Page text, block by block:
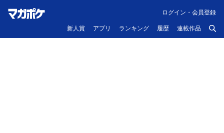
新人賞 アプリ ランキング 履歴 連載作品
ログイン・会員登録